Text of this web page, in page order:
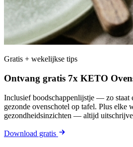
Gratis + wekelijkse tips
Ontvang gratis 7x KETO
Inclusief boodschappenlijstje — zo staat
gezonde ovenschotel op tafel. Plus elke
gezondheidsinzichten — altijd
Download gratis